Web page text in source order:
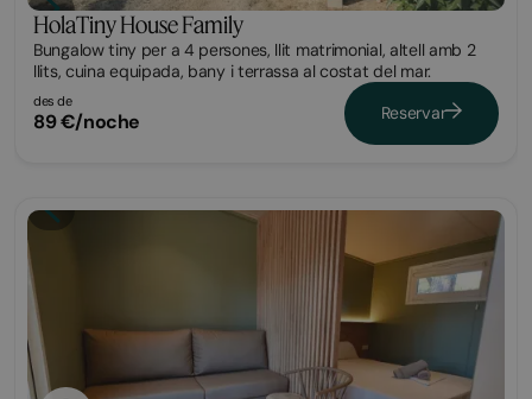
HolaTiny House Family
Bungalow tiny per a 4 persones, llit matrimonial, altell amb 2
llits, cuina equipada, bany i terrassa al costat del mar.
des de
89 €/noche Reservar
Bungalow